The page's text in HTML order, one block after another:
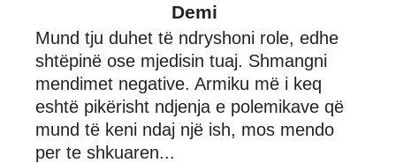
Demi
Mund tju duhet të ndryshoni role, edhe
shtëpinë ose mjedisin tuaj. Shmangni
mendimet negative. Armiku më i keq
eshtë pikërisht ndjenja e polemikave që
mund të keni ndaj një ish, mos mendo
per te shkuaren...